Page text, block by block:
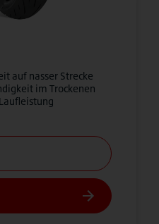
auf nasser Strecke
im Trockenen